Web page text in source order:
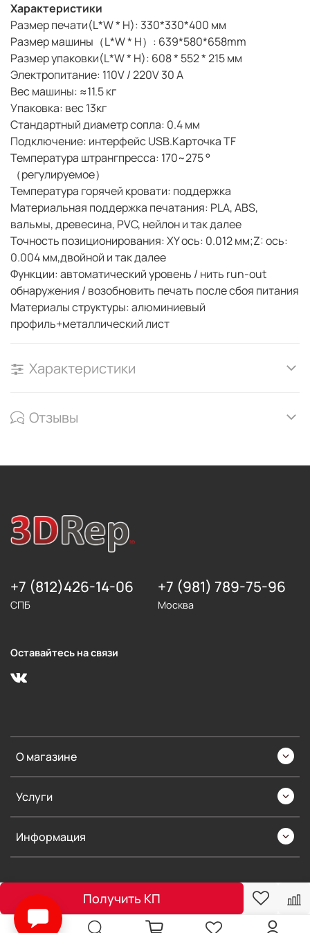
Получить КП
Характеристики
Размер печати(L*W * H): 330*330*400 мм
Размер машины（L*W * H）: 639*580*658mm
Размер упаковки(L*W * H): 608 * 552 * 215 мм
Электропитание: 110V / 220V 30 A
Вес машины: ≈11.5 кг
Упаковка: вес 13кг
Стандартный диаметр сопла: 0.4 мм
Подключение: интерфейс USB.Карточка TF
Температура штрангпресса: 170~275 °
（регулируемое）
Температура горячей кровати: поддержка
Материальная поддержка печатания: PLA, ABS,
вальмы, древесина, PVC, нейлон и так далее
Точность позиционирования: XY ось: 0.012 мм;Z: ось:
0.004 мм,двойной и так далее
Функции: автоматический уровень / нить run-out
обнаружения / возобновить печать после сбоя питания
Материалы структуры: алюминиевый
профиль+металлический лист
Характеристики
Отзывы
О магазине
Услуги
Информация
+7 (812)426-14-06
СПБ
+7 (981) 789-75-96
Москва
Оставайтесь на связи